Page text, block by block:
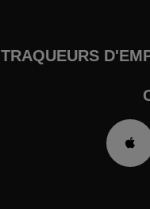
TRAQUEURS